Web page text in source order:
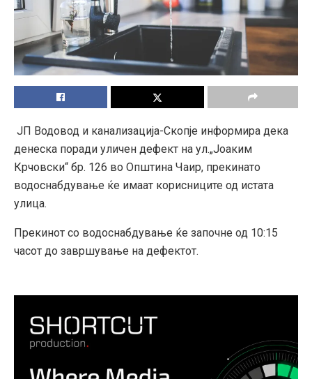
ЈП Водовод и канализација-Скопје информира дека
денеска поради уличен дефект на ул.„Јоаким
Крчовски“ бр. 126 во Општина Чаир, прекинато
водоснабдување ќе имаат корисниците од истата
улица.
Прекинот со водоснабдување ќе започне од 10:15
часот до завршување на дефектот.